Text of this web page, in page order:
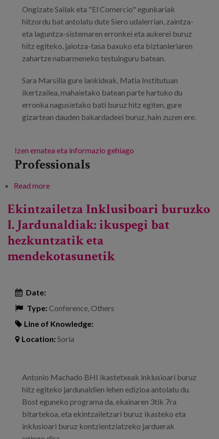
Press
Work with us
Ongizate Sailak eta "El Comercio" egunkariak
hitzordu bat antolatu dute Siero udalerrian, zaintza-
eta laguntza-sistemaren erronkei eta aukerei buruz
hitz egiteko, jaiotza-tasa baxuko eta biztanleriaren
zahartze nabarmeneko testuinguru batean.
Sara Marsilla gure lankideak, Matia Institutuan
ikertzailea, mahaietako batean parte hartuko du
erronka nagusietako bati buruz hitz egiten, gure
gizartean dauden bakardadeei buruz, hain zuzen ere.
Izen ematea eta informazio gehiago
Professionals
Read moreabout Bizitzan zeharreko zaintzak
Ekintzailetza Inklusiboari buruzko
I. Jardunaldiak: ikuspegi bat
hezkuntzatik eta
mendekotasunetik
Date:
Type:Conference, Others
Line of Knowledge:
Location:Soria
Antonio Machado BHI ikastetxeak inklusioari buruz
hitz egiteko jardunaldien lehen edizioa antolatu du.
Bost eguneko programa da, ekainaren 3tik 7ra
bitartekoa, eta ekintzailetzari buruz ikasteko eta
inklusioari buruz kontzientziatzeko jarduerak